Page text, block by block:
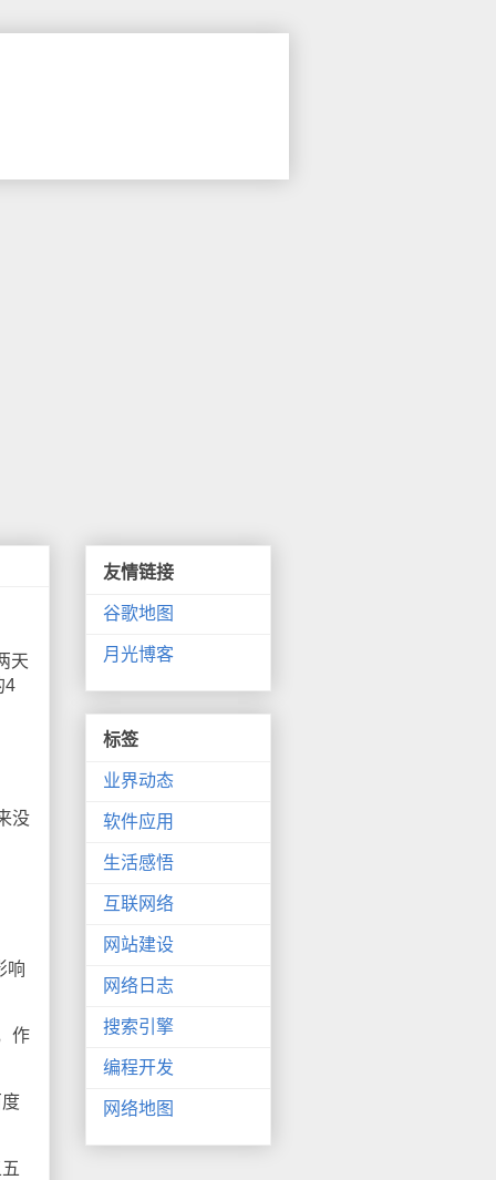
天
4
没
响
作
友情链接
谷歌地图
月光博客
标签
业界动态
软件应用
生活感悟
互联网络
网站建设
网络日志
搜索引擎
编程开发
网络地图